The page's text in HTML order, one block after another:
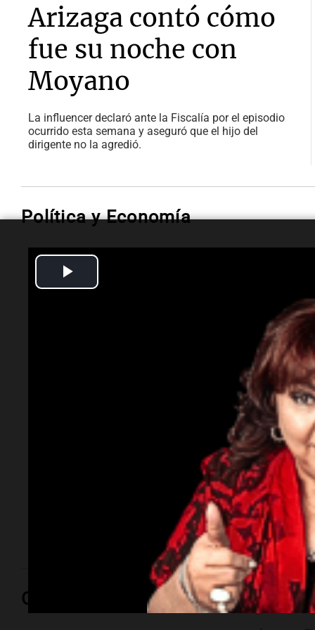
Arizaga contó cómo
fue su noche con
Moyano
La influencer declaró ante la Fiscalía por el episodio
ocurrido esta semana y aseguró que el hijo del
dirigente no la agredió.
Política y Economía
Política y Economía
Ley de Propiedad
Privada: maratónica
sesión en el Senado
sin el capítulo de
Se trata de una versión acotada del proyecto original,
que tiene como punto central la agilización de
desalojos. El oficialismo retiró el punto más
cuestionado para asegurar la discusión.
Opinión